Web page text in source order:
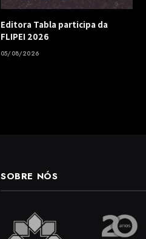
Editora Tabla participa da
FLIPEI 2026
05/08/2026
SOBRE NÓS